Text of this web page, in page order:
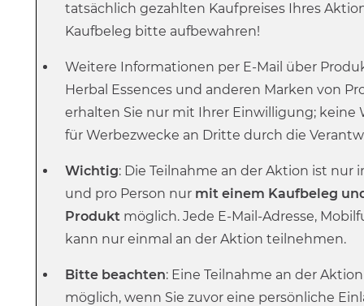
tatsächlich gezahlten Kaufpreises Ihres
Kaufbeleg bitte aufbewahren!
Weitere Informationen per E-Mail über
Herbal Essences und anderen Marken von
erhalten Sie nur mit Ihrer Einwilligung; keine
für Werbezwecke an Dritte durch die
Wichtig: Die Teilnahme an der Aktion ist nur
und pro Person nur mit einem Kaufbeleg
Produkt möglich. Jede E-Mail-Adresse,
kann nur einmal an der Aktion teilnehmen.
Bitte beachten: Eine Teilnahme an der
möglich, wenn Sie zuvor eine persönliche